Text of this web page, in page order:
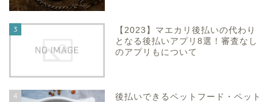
3
【2023】マエカリ後払いの代わり
となる後払いアプリ8選！審査なし
のアプリもについて
4
後払いできるペットフード・ペット